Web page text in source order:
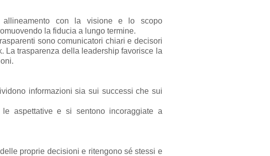
con la visione e lo scopo
la fiducia a lungo termine.
sono comunicatori chiari e decisori
La trasparenza della leadership favorisce la
informazioni sia sui successi che sui
aspettative e si sentono incoraggiate a
proprie decisioni e ritengono sé stessi e